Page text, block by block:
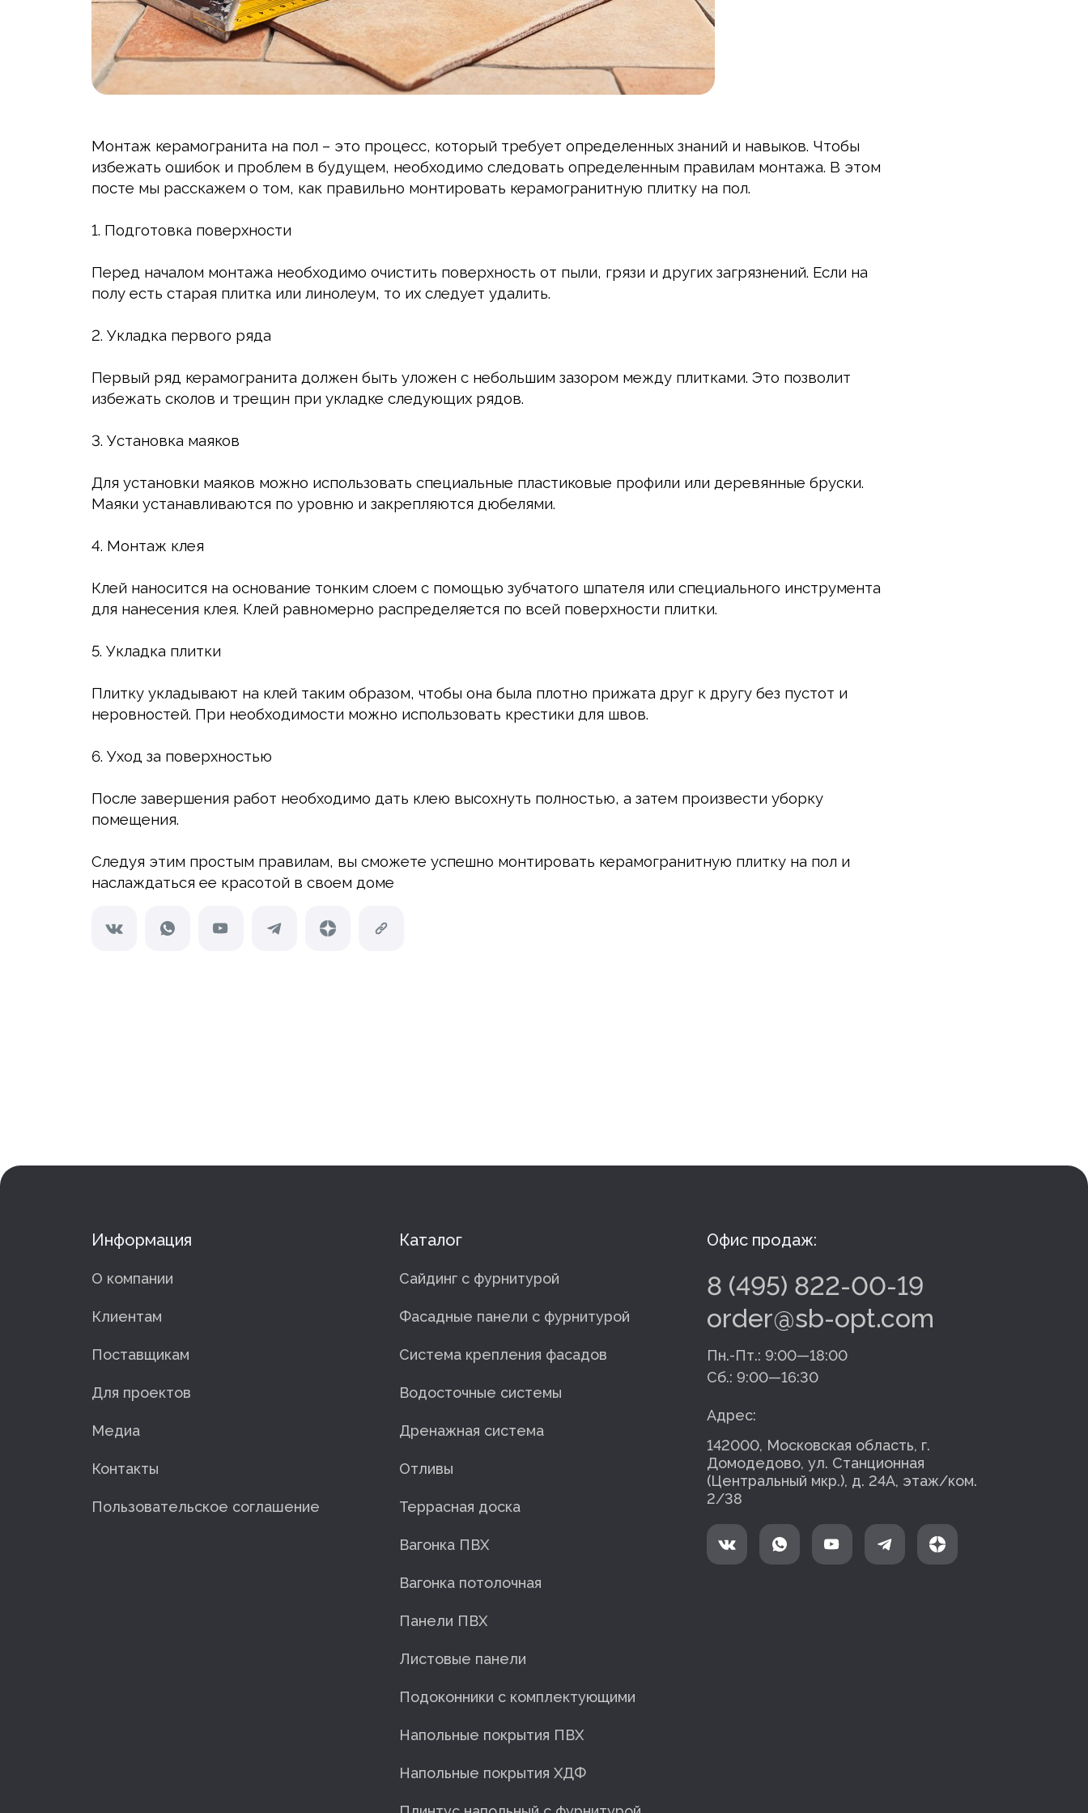
Монтаж керамогранита на пол – это процесс, который требует определенных знаний и навыков. Чтобы
избежать ошибок и проблем в будущем, необходимо следовать определенным правилам монтажа. В этом
посте мы расскажем о том, как правильно монтировать керамогранитную плитку на пол.
1. Подготовка поверхности
Перед началом монтажа необходимо очистить поверхность от пыли, грязи и других загрязнений. Если на
полу есть старая плитка или линолеум, то их следует удалить.
2. Укладка первого ряда
Первый ряд керамогранита должен быть уложен с небольшим зазором между плитками. Это позволит
избежать сколов и трещин при укладке следующих рядов.
3. Установка маяков
Для установки маяков можно использовать специальные пластиковые профили или деревянные бруски.
Маяки устанавливаются по уровню и закрепляются дюбелями.
4. Монтаж клея
Клей наносится на основание тонким слоем с помощью зубчатого шпателя или специального инструмента
для нанесения клея. Клей равномерно распределяется по всей поверхности плитки.
5. Укладка плитки
Плитку укладывают на клей таким образом, чтобы она была плотно прижата друг к другу без пустот и
неровностей. При необходимости можно использовать крестики для швов.
6. Уход за поверхностью
После завершения работ необходимо дать клею высохнуть полностью, а затем произвести уборку
помещения.
Следуя этим простым правилам, вы сможете успешно монтировать керамогранитную плитку на пол и
наслаждаться ее красотой в своем доме
Информация
О компании
Клиентам
Поставщикам
Для проектов
Медиа
Контакты
Пользовательское соглашение
Каталог
Сайдинг с фурнитурой
Фасадные панели с фурнитурой
Система крепления фасадов
Водосточные системы
Дренажная система
Отливы
Террасная доска
Вагонка ПВХ
Вагонка потолочная
Панели ПВХ
Листовые панели
Подоконники с комплектующими
Напольные покрытия ПВХ
Напольные покрытия ХДФ
Офис продаж:
8 (495) 822-00-19
order@sb-opt.com
Пн.-Пт.: 9:00—18:00
Сб.: 9:00—16:30
Адрес:
142000, Московская область, г.
Домодедово, ул. Станционная
(Центральный мкр.), д. 24А, этаж/ком.
2/38